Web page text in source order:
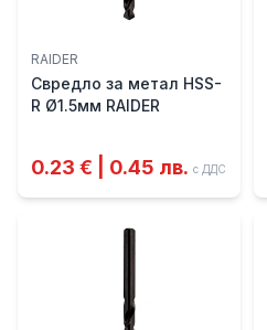
RAIDER
Свредло за метал HSS-
R Ø1.5мм RAIDER
0.23 € | 0.45 лв. с ДДС